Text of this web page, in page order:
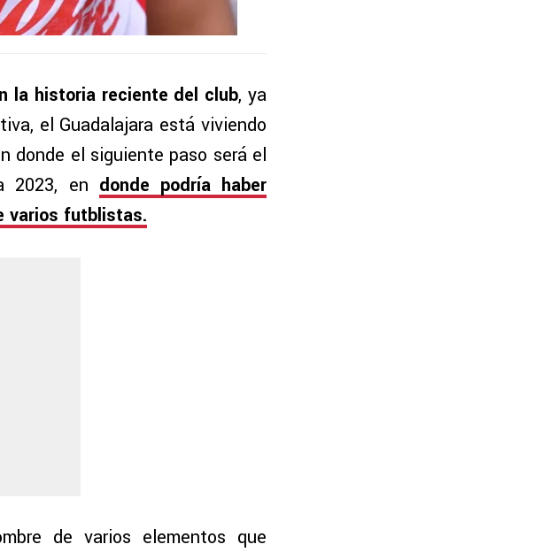
la historia reciente del club, ya
el Guadalajara está viviendo
donde el siguiente paso será el
2023, en donde podría haber
varios futblistas.
de varios elementos que